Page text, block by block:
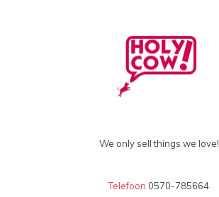
We only sell things we love!
Telefoon 0570-785664